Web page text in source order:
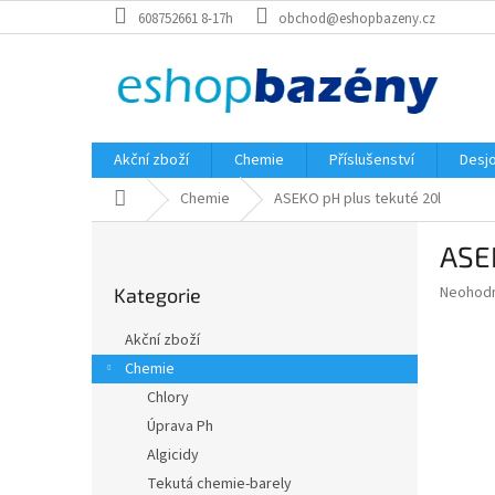
na
608752661 8-17h obchod@eshopbazeny.cz
Akční zboží Chemie Příslušenství
Domů Chemie ASEKO pH plus tekuté 20l
a
n
kategorie
Kategorie
Akční zboží
Chemie
Chlory
Úprava Ph
Algicidy
Tekutá chemie-barely